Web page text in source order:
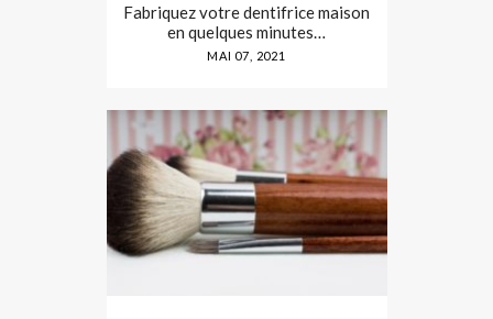
Fabriquez votre dentifrice maison
en quelques minutes…
MAI 07, 2021